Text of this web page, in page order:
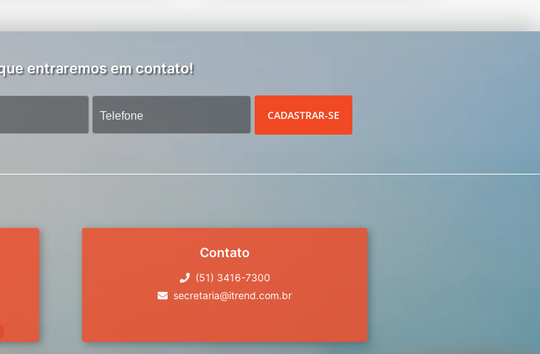
entraremos em contato!
CADASTRAR-SE
Contato
(51) 3416-7300
secretaria@itrend.com.br